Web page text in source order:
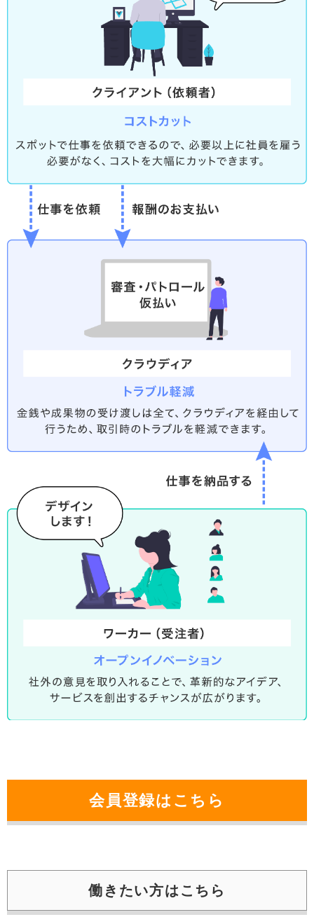
会員登録はこちら
働きたい⽅はこちら